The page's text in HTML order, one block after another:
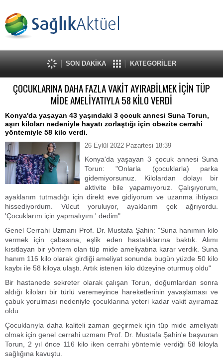
SON DAKİKA KATEGORİLER
ÇOCUKLARINA DAHA FAZLA VAKİT AYIRABİLMEK İÇİN TÜP
MİDE AMELİYATIYLA 58 KİLO VERDİ
Konya'da yaşayan 43 yaşındaki 3 çocuk annesi Suna Torun,
aşırı kiloları nedeniyle hayatı zorlaştığı için obezite cerrahi
yöntemiyle 58 kilo verdi.
26 Eylül 2022 Pazartesi 18:39
Konya'da yaşayan 3 çocuk annesi Suna
Torun: "Onlarla (çocuklarla) parka
gidemiyorsunuz. Kilolardan dolayı bir
aktivite bile yapamıyoruz. Çalışıyorum,
ayaklarım tutmadığı için direkt eve gidiyorum ve uzanma ihtiyacı
hissediyordum. Vücut yoruluyor, ayaklarım çok ağrıyordu.
'Çocuklarım için yapmalıyım.' dedim"
Genel Cerrahi Uzmanı Prof. Dr. Mustafa Şahin: "Suna hanımın kilo
vermek için çabasına, eşlik eden hastalıklarına baktık. Alımı
kısıtlayan bir yöntem olan tüp mide ameliyatına karar verdik. Suna
hanım 116 kilo olarak girdiği ameliyat sonunda bugün yüzde 50 kilo
kaybı ile 58 kiloya ulaştı. Artık istenen kilo düzeyine oturmuş oldu"
Bir hastanede sekreter olarak çalışan Torun, doğumlardan sonra
aldığı kiloları bir türlü veremeyince hareketlerinin yavaşlaması ve
çabuk yorulması nedeniyle çocuklarına yeteri kadar vakit ayıramaz
oldu.
Çocuklarıyla daha kaliteli zaman geçirmek için tüp mide ameliyatı
olmak için genel cerrahi uzmanı Prof. Dr. Mustafa Şahin'e başvuran
Torun, 2 yıl önce 116 kilo iken cerrahi yöntemle verdiği 58 kiloyla
sağlığına kavuştu.